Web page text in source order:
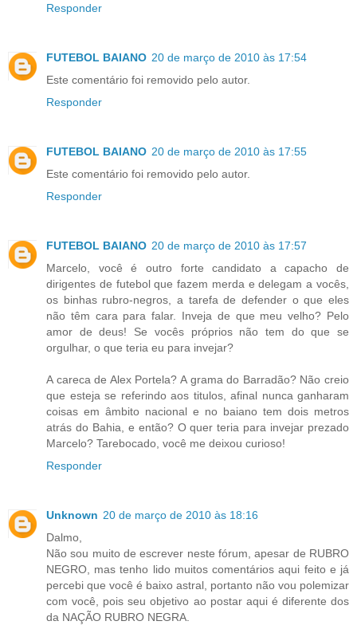
Responder
FUTEBOL BAIANO 20 de março de 2010 às 17:54
Este comentário foi removido pelo autor.
Responder
FUTEBOL BAIANO 20 de março de 2010 às 17:55
Este comentário foi removido pelo autor.
Responder
FUTEBOL BAIANO 20 de março de 2010 às 17:57
Marcelo, você é outro forte candidato a capacho de
dirigentes de futebol que fazem merda e delegam a vocês,
os binhas rubro-negros, a tarefa de defender o que eles
não têm cara para falar. Inveja de que meu velho? Pelo
amor de deus! Se vocês próprios não tem do que se
orgulhar, o que teria eu para invejar?
A careca de Alex Portela? A grama do Barradão? Não creio
que esteja se referindo aos titulos, afinal nunca ganharam
coisas em âmbito nacional e no baiano tem dois metros
atrás do Bahia, e então? O quer teria para invejar prezado
Marcelo? Tarebocado, você me deixou curioso!
Responder
Unknown 20 de março de 2010 às 18:16
Dalmo,
Não sou muito de escrever neste fórum, apesar de RUBRO
NEGRO, mas tenho lido muitos comentários aqui feito e já
percebi que você é baixo astral, portanto não vou polemizar
com você, pois seu objetivo ao postar aqui é diferente dos
da NAÇÃO RUBRO NEGRA.